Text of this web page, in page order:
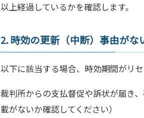
以上経過しているかを確認します。
2. 時効の更新（中断）事由がな
以下に該当する場合、時効期間がリ
裁判所からの支払督促や訴状が届き
載がないか確認してください）